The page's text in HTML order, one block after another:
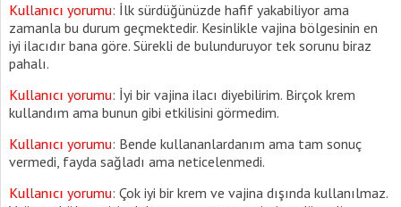
Kullanıcı yorumu: İlk sürdüğünüzde hafif yakabiliyor ama
zamanla bu durum geçmektedir. Kesinlikle vajina bölgesinin en
iyi ilacıdır bana göre. Sürekli de bulunduruyor tek sorunu biraz
pahalı.
Kullanıcı yorumu: İyi bir vajina ilacı diyebilirim. Birçok krem
kullandım ama bunun gibi etkilisini görmedim.
Kullanıcı yorumu: Bende kullananlardanım ama tam sonuç
vermedi, fayda sağladı ama neticelenmedi.
Kullanıcı yorumu: Çok iyi bir krem ve vajina dışında kullanılmaz.